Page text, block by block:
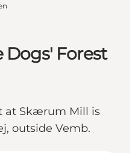
Forest
at Skærum Mill is
outside Vemb.